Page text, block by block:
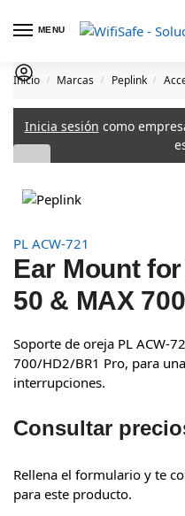
MENU
Inicio / Marcas / Peplink /
Inicia sesión como
PL ACW-721
Ear Mount
50 & MAX
Soporte de oreja PL ACW-
700/HD2/BR1 Pro, para
interrupciones.
Consultar
Rellena el formulario y te
para este producto.